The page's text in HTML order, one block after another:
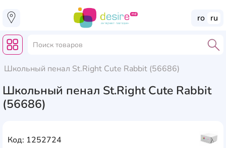
ro ru
Школьный пенал St.Right Cute Rabbit (56686)
Школьный пенал St.Right Cute Rabbit
(56686)
Код: 1252724